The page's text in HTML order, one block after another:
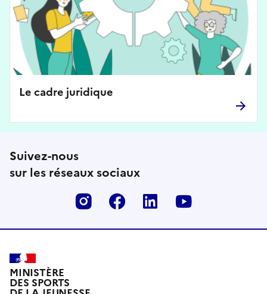
Le cadre juridique
Suivez-nous
sur les réseaux sociaux
InstagramFacebookLinkedin
MINISTÈRE
DES SPORTS